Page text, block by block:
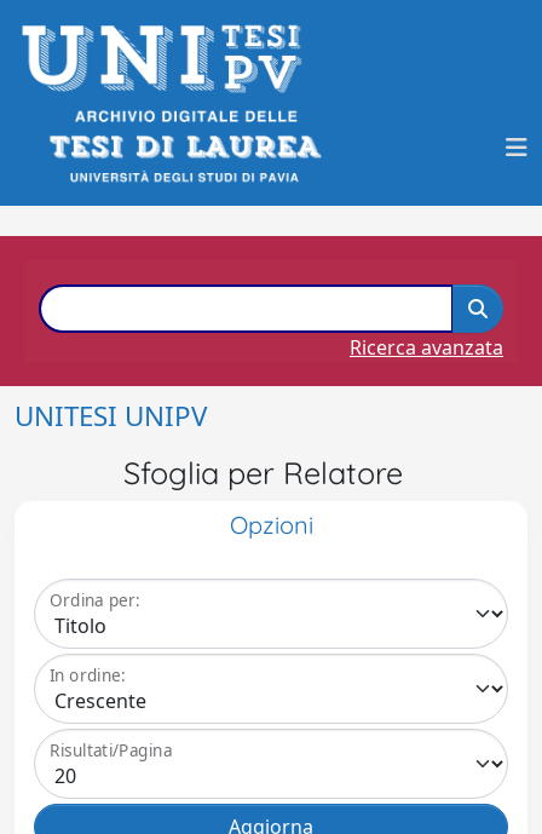
Ricerca avanzata
UNITESI UNIPV
Sfoglia per Relatore
Opzioni
Ordina per:
In ordine:
Risultati/Pagina